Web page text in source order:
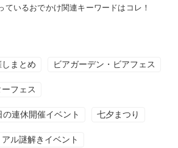
ているおでかけ関連キーワードはコレ！
まとめ ビアガーデン・ビアフェス
フェス
連休開催イベント 七夕まつり
アル謎解きイベント